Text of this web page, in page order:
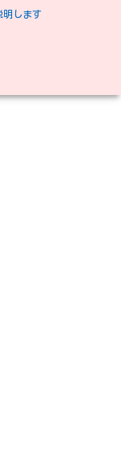
明します